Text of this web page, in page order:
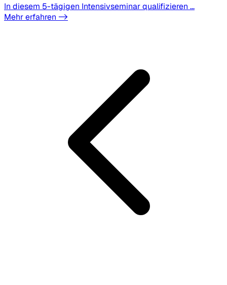
In diesem 5-tägigen Intensivseminar qualifizieren ...
Mehr erfahren ->